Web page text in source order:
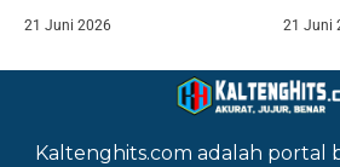
21 Juni 2026 21 Juni
Kaltenghits.com adalah portal